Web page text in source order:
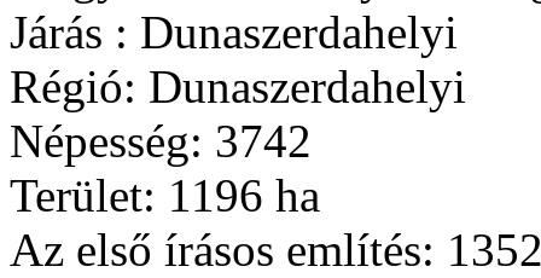
Járás : Dunaszerdahelyi
Régió: Dunaszerdahelyi
Népesség: 3742
Terület: 1196 ha
Az első írásos említés: